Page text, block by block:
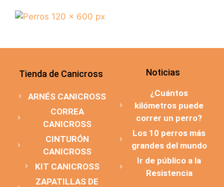
Tienda de Canicross
ARNÉS CANICROSS
CORREA
CANICROSS
CINTURÓN
CANICROSS
KIT CANICROSS
ZAPATILLAS DE
Noticias
¿Cuántos
kilómetros puede
correr un perro?
Los 10 perros más
grandes del mundo
Ir de público a la
Resistencia